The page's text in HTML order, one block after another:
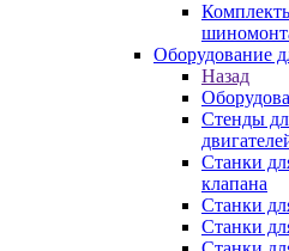
Оборудование
Назад
Стенды
Станки
клапана
Станки
Станки